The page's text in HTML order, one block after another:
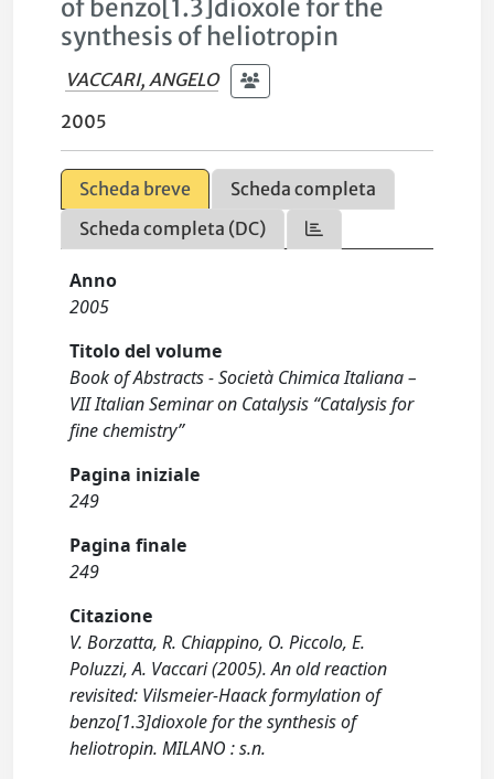
of benzo[1.3]dioxole for the
synthesis of heliotropin
VACCARI, ANGELO
2005
Scheda breve
Scheda completa
Scheda completa (DC)
Anno
2005
Titolo del volume
Book of Abstracts - Società Chimica Italiana –
VII Italian Seminar on Catalysis “Catalysis for
fine chemistry”
Pagina iniziale
249
Pagina finale
249
Citazione
V. Borzatta, R. Chiappino, O. Piccolo, E.
Poluzzi, A. Vaccari (2005). An old reaction
revisited: Vilsmeier-Haack formylation of
benzo[1.3]dioxole for the synthesis of
heliotropin. MILANO : s.n.